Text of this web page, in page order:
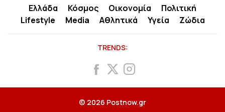
Ελλάδα Κόσμος Οικονομία
Πολιτική
Lifestyle
Media Αθλητικά Υγεία Ζώδια
TRENDS:
© 2026 Postnow.gr